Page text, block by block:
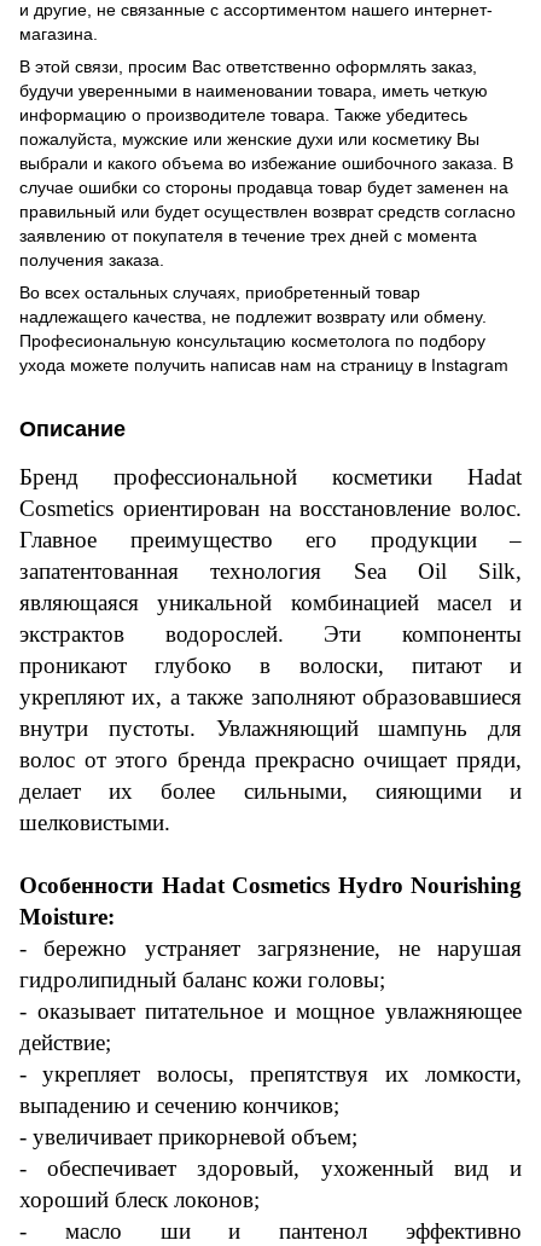
и другие, не связанные с ассортиментом нашего интернет-
магазина.
В этой связи, просим Вас ответственно оформлять заказ,
будучи уверенными в наименовании товара, иметь четкую
информацию о производителе товара. Также убедитесь
пожалуйста, мужские или женские духи или косметику Вы
выбрали и какого объема во избежание ошибочного заказа. В
случае ошибки со стороны продавца товар будет заменен на
правильный или будет осуществлен возврат средств согласно
заявлению от покупателя в течение трех дней с момента
получения заказа.
Во всех остальных случаях, приобретенный товар
надлежащего качества, не подлежит возврату или обмену.
Професиональную консультацию косметолога по подбору
ухода можете получить написав нам на страницу в Instagram
Описание
Бренд профессиональной косметики Hadat
Cosmetics ориентирован на восстановление волос.
Главное преимущество его продукции –
запатентованная технология Sea Oil Silk,
являющаяся уникальной комбинацией масел и
экстрактов водорослей. Эти компоненты
проникают глубоко в волоски, питают и
укрепляют их, а также заполняют образовавшиеся
внутри пустоты. Увлажняющий шампунь для
волос от этого бренда прекрасно очищает пряди,
делает их более сильными, сияющими и
шелковистыми.
Особенности Hadat Cosmetics Hydro Nourishing
Moisture:
- бережно устраняет загрязнение, не нарушая
гидролипидный баланс кожи головы;
- оказывает питательное и мощное увлажняющее
действие;
- укрепляет волосы, препятствуя их ломкости,
выпадению и сечению кончиков;
- увеличивает прикорневой объем;
- обеспечивает здоровый, ухоженный вид и
хороший блеск локонов;
- масло ши и пантенол эффективно